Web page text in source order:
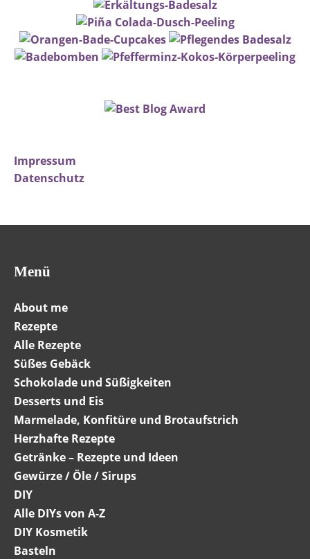
Impressum
Datenschutz
Menü
About me
Rezepte
Alle Rezepte
Süßes Gebäck
Schokolade und Süßigkeiten
Desserts und Eis
Marmelade, Konfitüre und Brotaufstrich
Herzhafte Rezepte
Getränke – Rezepte und Ideen
Gewürze / Öle / Sirups
DIY
Alle DIYs von A-Z
DIY Kosmetik
Basteln